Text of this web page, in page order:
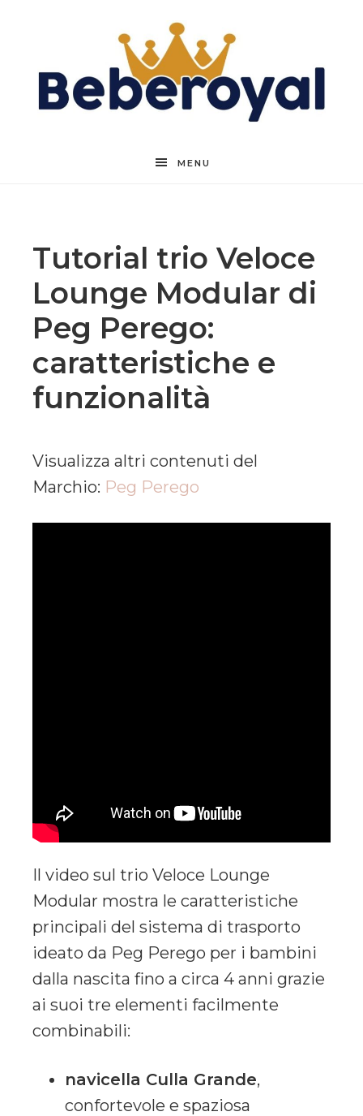
Beberoyal
MENU
Tutorial trio Veloce
Lounge Modular di
Peg Perego:
caratteristiche e
funzionalità
Visualizza altri contenuti del
Marchio: Peg Perego
Il video sul trio Veloce Lounge
Modular mostra le caratteristiche
principali del sistema di trasporto
ideato da Peg Perego per i bambini
dalla nascita fino a circa 4 anni grazie
ai suoi tre elementi facilmente
combinabili:
navicella Culla Grande,
confortevole e spaziosa